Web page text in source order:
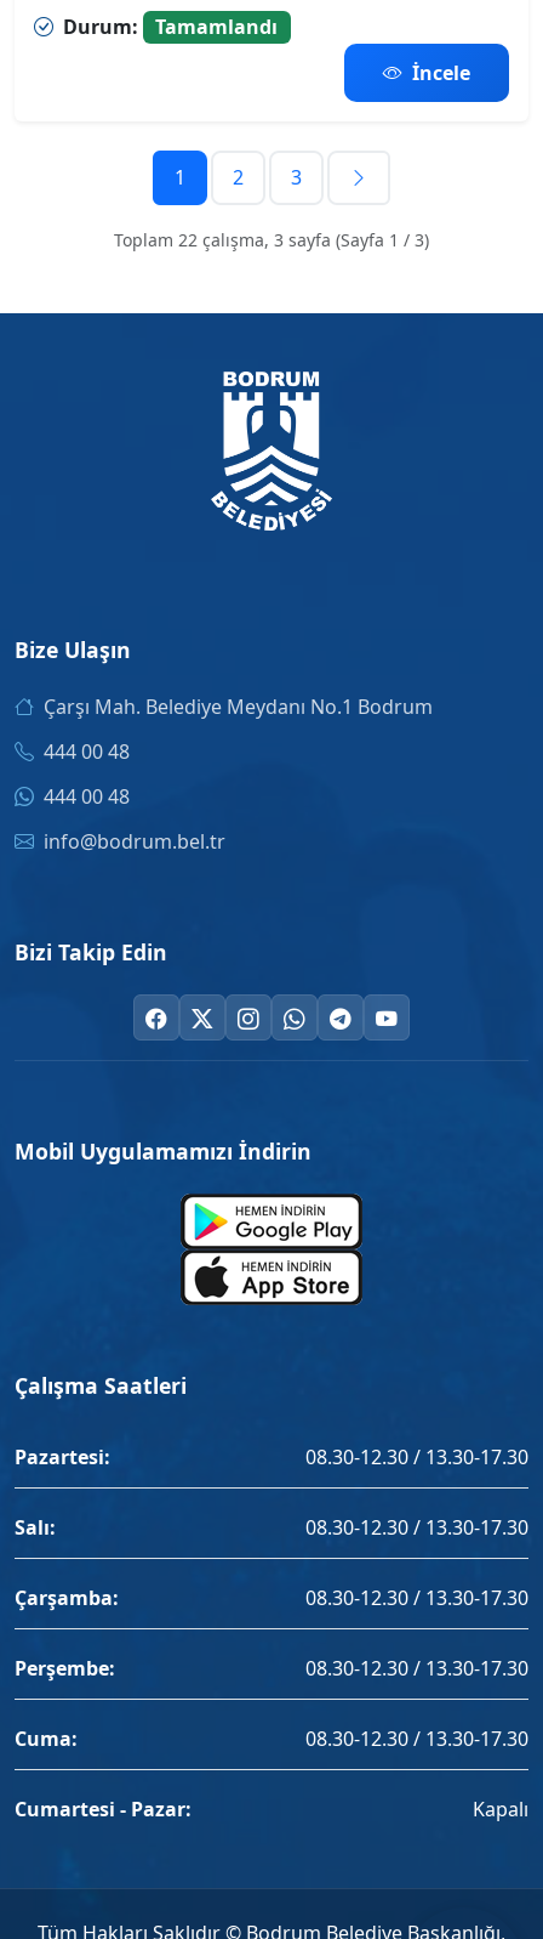
Durum:
Tamamlandı
İncele
1 2 3
Toplam 22 çalışma, 3 sayfa (Sayfa 1 / 3)
Bize Ulaşın
Çarşı Mah. Belediye Meydanı No.1 Bodrum
444 00 48
444 00 48
info@bodrum.bel.tr
Bizi Takip Edin
Mobil Uygulamamızı İndirin
Çalışma Saatleri
Pazartesi: 08.30-12.30 / 13.30-17.30
Salı: 08.30-12.30 / 13.30-17.30
Çarşamba: 08.30-12.30 / 13.30-17.30
Perşembe: 08.30-12.30 / 13.30-17.30
Cuma: 08.30-12.30 / 13.30-17.30
Cumartesi - Pazar: Kapalı
Tüm Hakları Saklıdır © Bodrum Belediye Başkanlığı,